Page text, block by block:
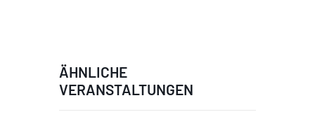
ÄHNLICHE
VERANSTALTUNGEN